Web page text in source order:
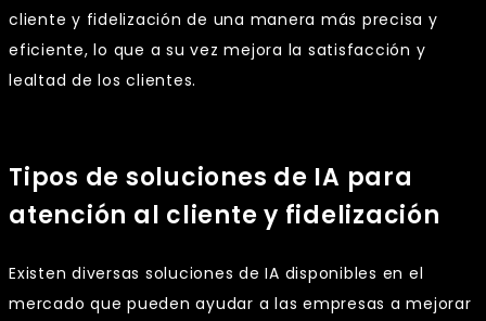
cliente y fidelización de una manera más precisa y
eficiente, lo que a su vez mejora la satisfacción y
lealtad de los clientes.
Tipos de soluciones de IA para
atención al cliente y fidelización
Existen diversas soluciones de IA disponibles en el
mercado que pueden ayudar a las empresas a mejorar